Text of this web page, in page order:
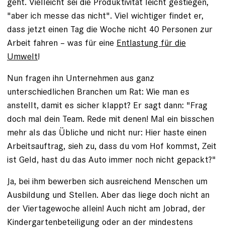
"aber ich messe das nicht". Viel wichtiger findet er,
dass jetzt einen Tag die Woche nicht 40 Personen zur
Arbeit fahren – was für eine Entlastung für die
Umwelt!
Nun fragen ihn Unternehmen aus ganz
unterschiedlichen Branchen um Rat: Wie man es
anstellt, damit es sicher klappt? Er sagt dann: "Frag
doch mal dein Team. Rede mit denen! Mal ein bisschen
mehr als das Übliche und nicht nur: Hier haste einen
Arbeits­auftrag, sieh zu, dass du vom Hof kommst, Zeit
ist Geld, hast du das Auto immer noch nicht gepackt?"
Ja, bei ihm bewerben sich ausreichend Menschen um
Ausbildung und Stellen. Aber das liege doch nicht an
der Viertagewoche allein! Auch nicht am Jobrad, der
Kindergartenbeteiligung oder an der mindestens